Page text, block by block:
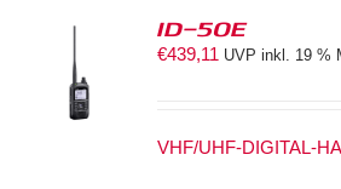
ID-50E
€439,11 UVP inkl. 19 %
VHF/UHF-DIGITAL-